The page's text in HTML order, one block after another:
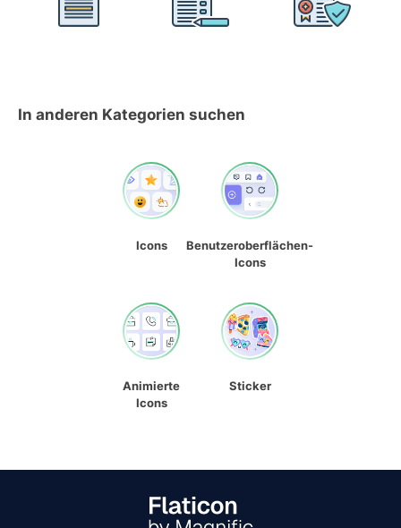
In anderen Kategorien suchen
Icons
Benutzeroberflächen-
Icons
Animierte
Icons
Sticker